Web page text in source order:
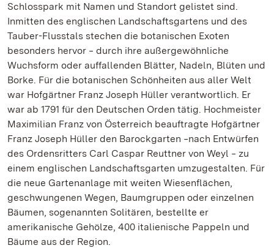
Schlosspark mit Namen und Standort gelistet sind.
Inmitten des englischen Landschaftsgartens und des
Tauber-Flusstals stechen die botanischen Exoten
besonders hervor ‒ durch ihre außergewöhnliche
Wuchsform oder auffallenden Blätter, Nadeln, Blüten und
Borke. Für die botanischen Schönheiten aus aller Welt
war Hofgärtner Franz Joseph Hüller verantwortlich. Er
war ab 1791 für den Deutschen Orden tätig. Hochmeister
Maximilian Franz von Österreich beauftragte Hofgärtner
Franz Joseph Hüller den Barockgarten ‒nach Entwürfen
des Ordensritters Carl Caspar Reuttner von Weyl ‒ zu
einem englischen Landschaftsgarten umzugestalten. Für
die neue Gartenanlage mit weiten Wiesenflächen,
geschwungenen Wegen, Baumgruppen oder einzelnen
Bäumen, sogenannten Solitären, bestellte er
amerikanische Gehölze, 400 italienische Pappeln und
Bäume aus der Region.